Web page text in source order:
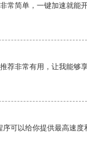
常简单，一键加速就能
荐非常有用，让我能够
序可以给你提供最高速